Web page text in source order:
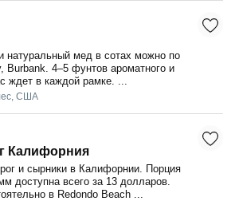
натуральный мед в сотах можно по
Burbank. 4–5 фунтов ароматного и
ждет в каждой рамке. ...
США
Калифорния
и сырники в Калифорнии. Порция
доступна всего за 13 долларов.
в Redondo Beach ...